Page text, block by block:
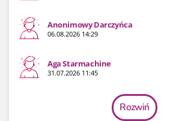
Anonimowy Darczyńca
06.08.2026 14:29
Aga Starmachine
31.07.2026 11:45
Rozwiń